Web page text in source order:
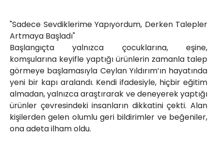
"Sadece Sevdiklerime Yapıyordum, Derken Talepler
Artmaya Başladı"
Başlangıçta yalnızca çocuklarına, eşine,
komşularına keyifle yaptığı ürünlerin zamanla talep
görmeye başlamasıyla Ceylan Yıldırım’ın hayatında
yeni bir kapı aralandı. Kendi ifadesiyle, hiçbir eğitim
almadan, yalnızca araştırarak ve deneyerek yaptığı
ürünler çevresindeki insanların dikkatini çekti. Alan
kişilerden gelen olumlu geri bildirimler ve beğeniler,
ona adeta ilham oldu.